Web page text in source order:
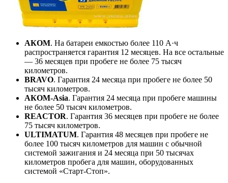
АКОМ. На батареи емкостью более 110 А·ч
распространяется гарантия 12 месяцев. На все остальные
— 36 месяцев при пробеге не более 75 тысяч
километров.
BRAVO. Гарантия 24 месяца при пробеге не более 50
тысяч километров.
АКОМ-Asia. Гарантия 24 месяца при пробеге машины
не более 50 тысяч километров.
REACTOR. Гарантия 36 месяцев при пробеге не более
75 тысяч километров.
ULTIMATUM. Гарантия 48 месяцев при пробеге не
более 100 тысяч километров для машин с обычной
системой зажигания и 24 месяца при 50 тысячах
километров пробега для машин, оборудованных
системой «Старт-Стоп».